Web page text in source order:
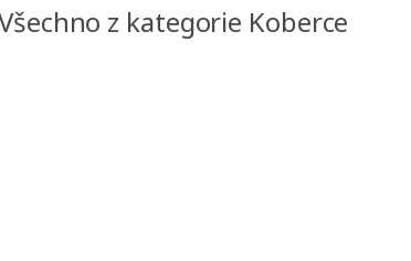
z kategorie Koberce